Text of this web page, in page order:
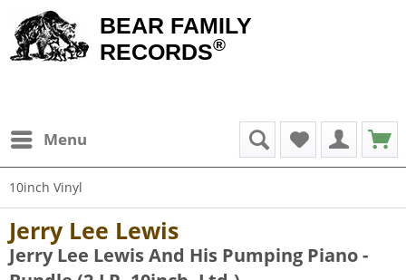
BEAR FAMILY
RECORDS®
Menu
10inch Vinyl
Jerry Lee Lewis
Jerry Lee Lewis And His Pumping Piano -